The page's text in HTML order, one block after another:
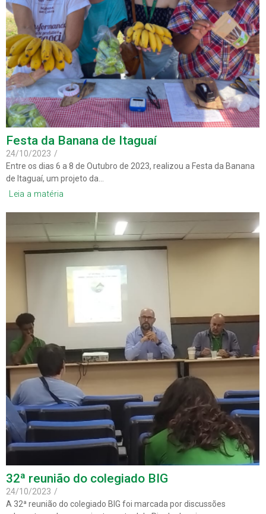
Festa da Banana de Itaguaí
24/10/2023 /
Entre os dias 6 a 8 de Outubro de 2023, realizou a Festa da Banana
de Itaguaí, um projeto da…
Leia a matéria
32ª reunião do colegiado BIG
24/10/2023 /
A 32ª reunião do colegiado BIG foi marcada por discussões